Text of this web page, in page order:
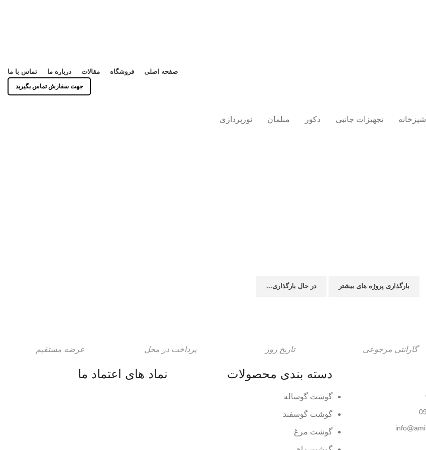
صفحه اصلی فروشگاه مقالات درباره ما تماس با ما
جهت سفارش تماس بگیرید
آشپزخانه تجهیزات جانبی دکور مبلمان نورپردازی
بارگذاری پروژه های بیشتر در حال بارگذاری...
گارانتی مرجوعی تاریخ روز پرداخت در محل عرضه مستقیم
دسته بندی محصولات
گوشت گوساله
گوشت گوسفند
گوشت مرغ
نماد های اعتماد ما